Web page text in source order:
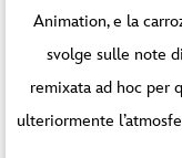
Animation, e la
svolge sulle note
remixata ad hoc per
ulteriormente